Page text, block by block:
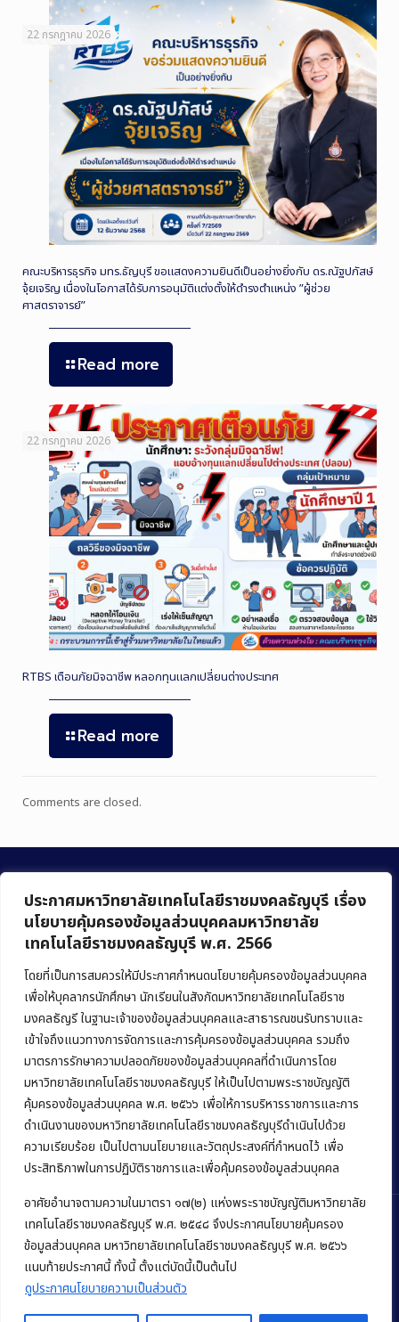
ประกาศมหาวิทยาลัยเทคโนโลยีราชมงคลธัญบุรี เรื่อง
นโยบายคุ้มครองข้อมูลส่วนบุคคลมหาวิทยาลัย
เทคโนโลยีราชมงคลธัญบุรี พ.ศ. 2566
โดยที่เป็นการสมควรให้มีประกาศกำหนดนโยบายคุ้มครองข้อมูลส่วนบุคคล
เพื่อให้บุคลากรนักศึกษา นักเรียนในสังกัดมหาวิทยาลัยเทคโนโลยีราช
มงคลธัญรี ในฐานะเจ้าของข้อมูลส่วนบุคคลและสาธารณชนรับทราบและ
เข้าใจถึงแนวทางการจัดการและการคุ้มครองข้อมูลส่วนบุคคล รวมถึง
มาตรการรักษาความปลอดภัยของข้อมูลส่วนบุคคลที่ดำเนินการโดย
มหาวิทยาลัยเทคโนโลยีราชมงคลธัญบุรี ให้เป็นไปตามพระราชบัญญัติ
คุ้มครองข้อมูลส่วนบุคคล พ.ศ. ๒๕๖๖ เพื่อให้การบริหารราชการและการ
ดำเนินงานของมหาวิทยาลัยเทคโนโลยีราชมงคลธัญบุรีดำเนินไปด้วย
ความเรียบร้อย เป็นไปตามนโยบายและวัตถุประสงค์ที่กำหนดไว้ เพื่อ
ประสิทธิภาพในการปฏิบัติราชการและเพื่อคุ้มครองข้อมูลส่วนบุคคล
อาศัยอำนาจตามความในมาตรา ๑๗(๒) แห่งพระราชบัญญัติมหาวิทยาลัย
เทคโนโลยีราชมงคลธัญบุรี พ.ศ. ๒๕๔๘ จึงประกาศนโยบายคุ้มครอง
ข้อมูลส่วนบุคคล มหาวิทยาลัยเทคโนโลยีราชมงคลธัญบุรี พ.ศ. ๒๕๖๖
แนบท้ายประกาศนี้ ทั้งนี้ ตั้งแต่บัดนี้เป็นต้นไป
ดูประกาศนโยบายความเป็นส่วนตัว
22 กรกฎาคม 2026
คณะบริหารธุรกิจ มทร.ธัญบุรี ขอแสดงความยินดีเป็นอย่างยิ่งกับ ดร.ณัฐปภัสษ์
จุ้ยเจริญ เนื่องในโอกาสได้รับการอนุมัติแต่งตั้งให้ดำรงตำแหน่ง ”ผู้ช่วย
ศาสตราจารย์”
Read more
22 กรกฎาคม 2026
RTBS เตือนภัยมิจฉาชีพ หลอกทุนแลกเปลี่ยนต่างประเทศ
Read more
Comments are closed.
คณะบริหารธุรกิจ
มหาวิทยาลัยเทคโนโลยีราชมงคลธัญบุรี
39 หมู่ 1 ถนนรังสิต-นครนายก ตำบลคลองหก
อำเภอคลองหลวง จังหวัดปทุมธานี 12120
Phone:+66 (0) 2549 3243,+66 (0) 2549 3241
E-mail:bus@rmutt.ac.th
Copyright © 2022 คณะบริหารธุรกิจ มหาวิทยาลัยเทคโนโลยีราชมงคล
ธัญบุรี